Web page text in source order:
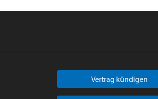
Vertrag kündigen